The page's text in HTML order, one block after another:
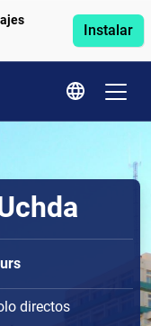
Instalar
directos